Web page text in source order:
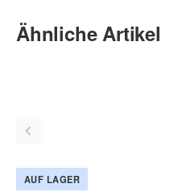
Ähnliche Artikel
AUF LAGER